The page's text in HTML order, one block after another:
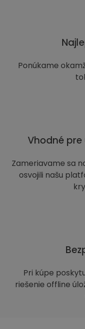
Ponúkame
Vhodné
Zameriavame sa
osvojili našu
Pri kúpe
riešenie offline